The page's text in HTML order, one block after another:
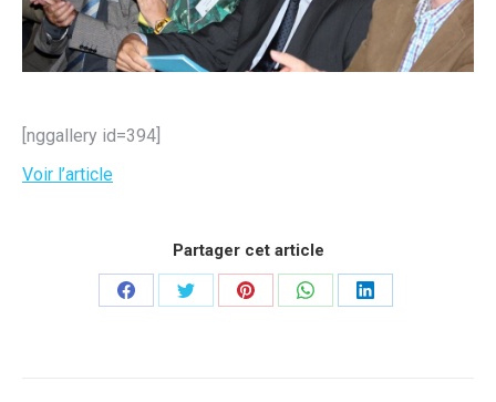
[nggallery id=394]
Voir l’article
Partager cet article
PartagerPartagerPartagerPartagerPartager